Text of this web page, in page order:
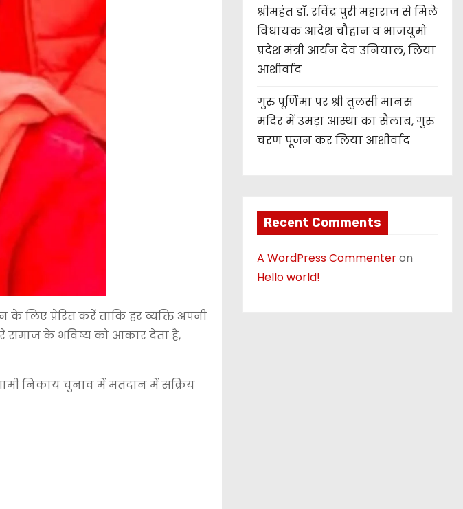
लिए प्रेरित करें ताकि हर व्यक्ति अपनी
समाज के भविष्य को आकार देता है,
निकाय चुनाव में मतदान में सक्रिय
श्रीमहंत डॉ. रविंद्र पुरी महाराज से मिले
विधायक आदेश चौहान व भाजयुमो
प्रदेश मंत्री आर्यन देव उनियाल, लिया
आशीर्वाद
गुरु पूर्णिमा पर श्री तुलसी मानस
मंदिर में उमड़ा आस्था का सैलाब, गुरु
चरण पूजन कर लिया आशीर्वाद
Recent Comments
A WordPress Commenteron
Hello world!